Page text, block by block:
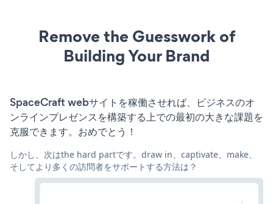
Remove the Guesswork of
Building Your Brand
SpaceCraft webサイトを稼働させれば、ビジネスのオ
ンラインプレゼンスを構築する上での最初の大きな課題を
克服できます。おめでとう！
しかし、次はthe hard partです。draw in、captivate、make、
そしてより多くの訪問者をサポートする方法は？